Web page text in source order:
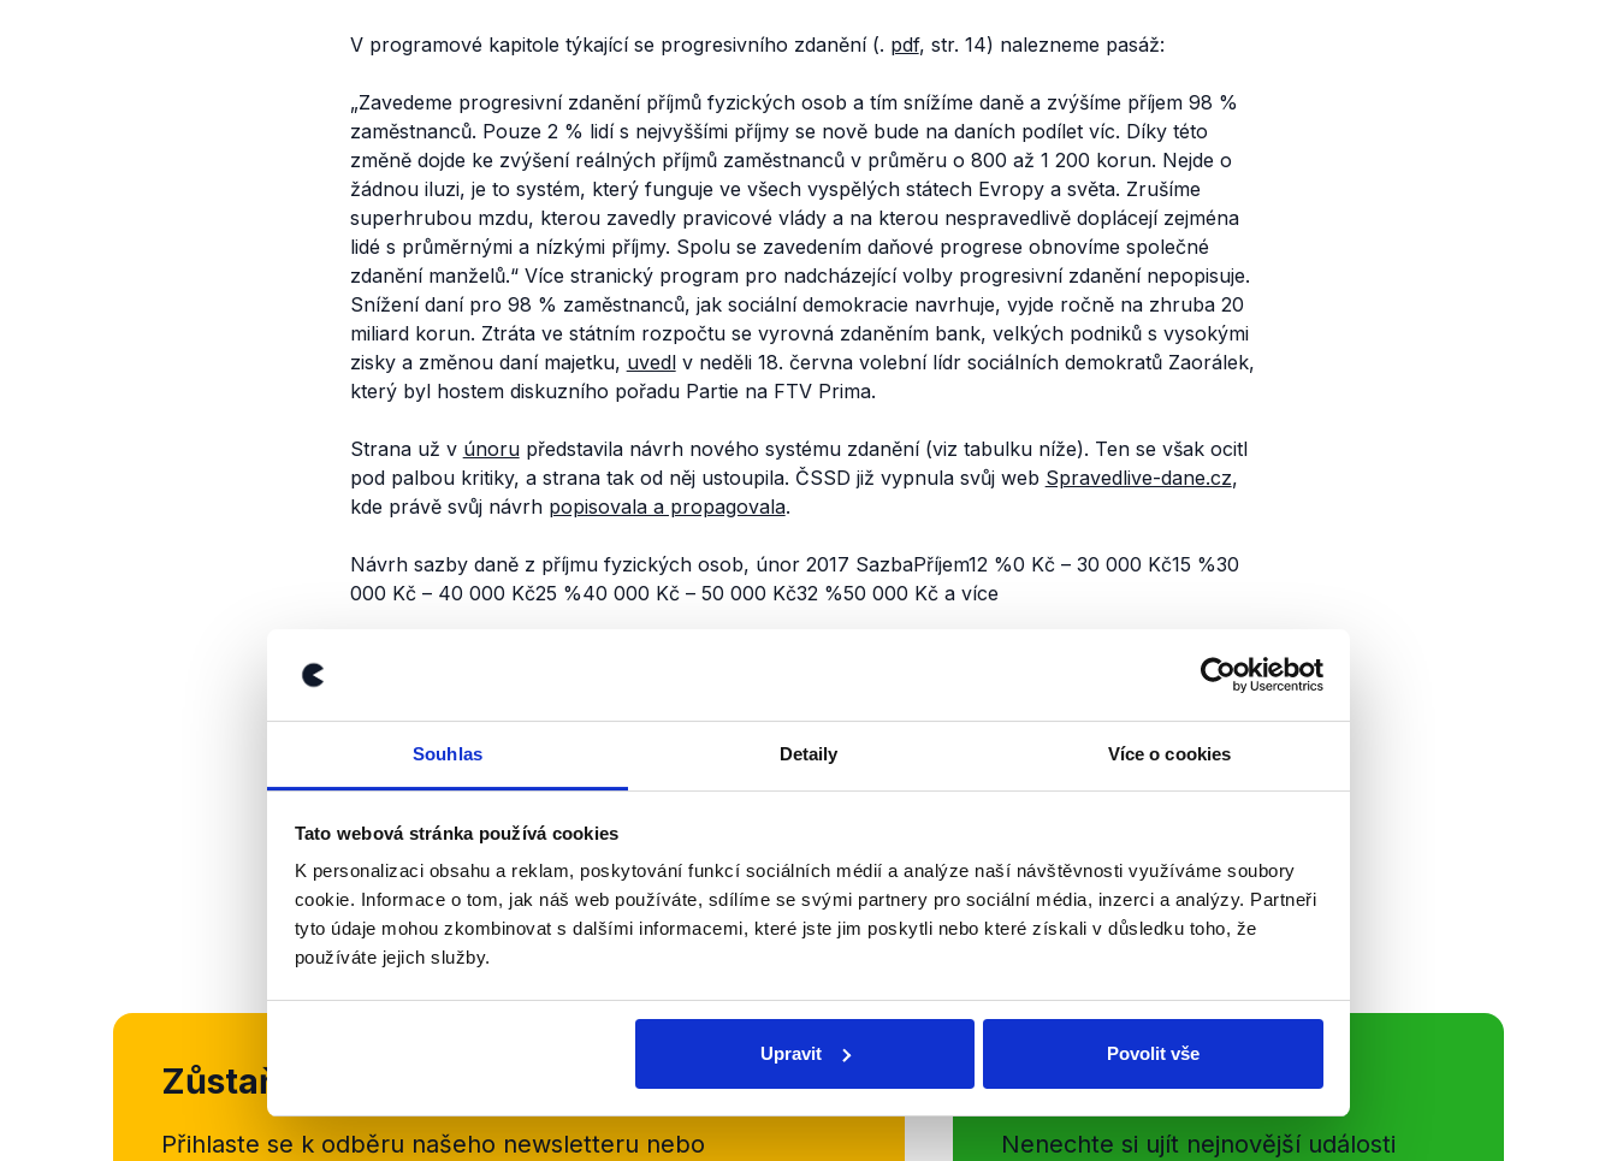
Souhlas Detaily Více o cookies
Tato webová stránka používá cookies
K personalizaci obsahu a reklam, poskytování funkcí sociálních médií a analýze naší návštěvnosti využíváme soubory
cookie. Informace o tom, jak náš web používáte, sdílíme se svými partnery pro sociální média, inzerci a analýzy. Partneři
tyto údaje mohou zkombinovat s dalšími informacemi, které jste jim poskytli nebo které získali v důsledku toho, že
používáte jejich služby.
Upravit Povolit vše
V programové kapitole týkající se progresivního zdanění (. pdf, str. 14) nalezneme pasáž:
„Zavedeme progresivní zdanění příjmů fyzických osob a tím snížíme daně a zvýšíme příjem 98 %
zaměstnanců. Pouze 2 % lidí s nejvyššími příjmy se nově bude na daních podílet víc. Díky této
změně dojde ke zvýšení reálných příjmů zaměstnanců v průměru o 800 až 1 200 korun. Nejde o
žádnou iluzi, je to systém, který funguje ve všech vyspělých státech Evropy a světa. Zrušíme
superhrubou mzdu, kterou zavedly pravicové vlády a na kterou nespravedlivě doplácejí zejména
lidé s průměrnými a nízkými příjmy. Spolu se zavedením daňové progrese obnovíme společné
zdanění manželů.“Více stranický program pro nadcházející volby progresivní zdanění nepopisuje.
Snížení daní pro 98 % zaměstnanců, jak sociální demokracie navrhuje, vyjde ročně na zhruba 20
miliard korun. Ztráta ve státním rozpočtu se vyrovná zdaněním bank, velkých podniků s vysokými
zisky a změnou daní majetku, uvedlv neděli 18. června volební lídr sociálních demokratů Zaorálek,
který byl hostem diskuzního pořadu Partie na FTV Prima.
Strana už v únorupředstavila návrh nového systému zdanění (viz tabulku níže). Ten se však ocitl
pod palbou kritiky, a strana tak od něj ustoupila. ČSSD již vypnula svůj web Spravedlive-dane.cz,
kde právě svůj návrh popisovala a propagovala.
Návrh sazby daně z příjmu fyzických osob, únor 2017 SazbaPříjem12 %0 Kč – 30 000 Kč15 %30
000 Kč – 40 000 Kč25 %40 000 Kč – 50 000 Kč32 %50 000 Kč a více
OVĚŘENO
Nový lídr ČSSD
20. června 2017
Před pár dny se stal novým volebním lídrem
nichž do jisté míry opakuje svůj názor na základní...
Číst dál
Zůstaňme v kontaktu
Přihlaste se k odběru našeho newsletteru nebo
Sociální sítě
Nenechte si ujít nejnovější události